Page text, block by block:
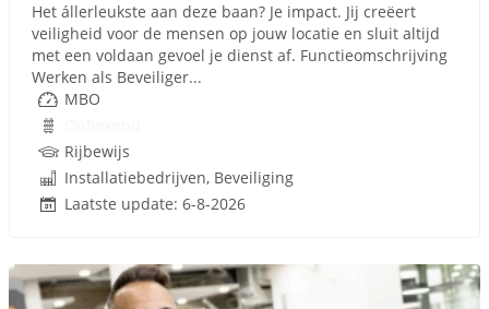
Het állerleukste aan deze baan? Je impact. Jij creëert
veiligheid voor de mensen op jouw locatie en sluit altijd
met een voldaan gevoel je dienst af. Functieomschrijving
Werken als Beveiliger...
MBO
Rijbewijs
Installatiebedrijven, Beveiliging
Laatste update: 6-8-2026